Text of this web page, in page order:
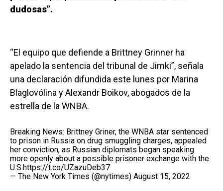
dudosas”.
“El equipo que defiende a Brittney Grinner ha
apelado la sentencia del tribunal de Jimki”, señala
una declaración difundida este lunes por Marina
Blaglovólina y Alexandr Boikov, abogados de la
estrella de la WNBA.
Breaking News: Brittney Griner, the WNBA star sentenced
to prison in Russia on drug smuggling charges, appealed
her conviction, as Russian diplomats began speaking
more openly about a possible prisoner exchange with the
U.S.https://t.co/UZazuDeb37
— The New York Times (@nytimes) August 15, 2022